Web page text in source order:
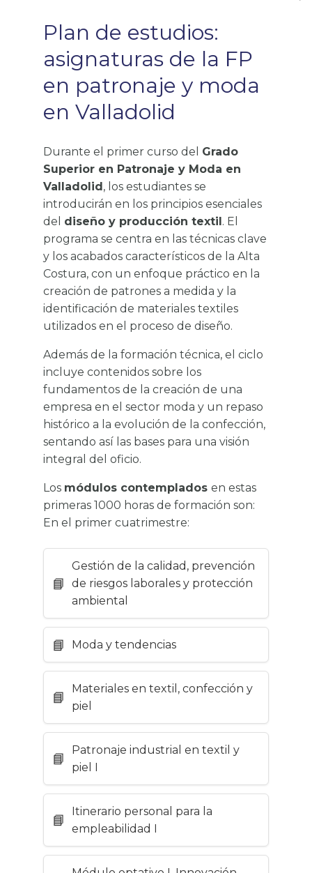
Plan de estudios:
asignaturas de la FP
en patronaje y moda
en Valladolid
Durante el primer curso del Grado
Superior en Patronaje y Moda en
Valladolid , los estudiantes se
introducirán en los principios esenciales
del diseño y producción textil . El
programa se centra en las técnicas clave
y los acabados característicos de la Alta
Costura, con un enfoque práctico en la
creación de patrones a medida y la
identificación de materiales textiles
utilizados en el proceso de diseño.
Además de la formación técnica, el ciclo
incluye contenidos sobre los
fundamentos de la creación de una
empresa en el sector moda y un repaso
histórico a la evolución de la confección,
sentando así las bases para una visión
integral del oficio.
Los módulos contemplados en estas
primeras 1000 horas de formación son:
En el primer cuatrimestre:
Gestión de la calidad, prevención
de riesgos laborales y protección
ambiental
Moda y tendencias
Materiales en textil, confección y
piel
Patronaje industrial en textil y
piel I
Itinerario personal para la
empleabilidad I